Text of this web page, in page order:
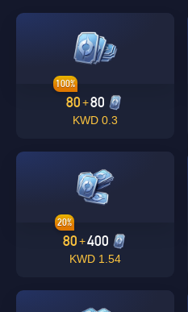
80
+
80
100%
0.3 KWD
400
+
80
20%
1.54 KWD